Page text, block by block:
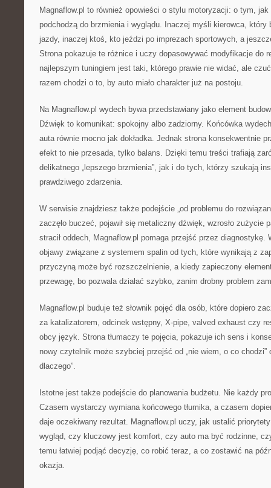
Magnaflow.pl to również opowieści o stylu motoryzacji: o tym, jak
podchodzą do brzmienia i wyglądu. Inaczej myśli kierowca, który
jazdy, inaczej ktoś, kto jeździ po imprezach sportowych, a
Strona pokazuje te różnice i uczy dopasowywać modyfikacje do
najlepszym tuningiem jest taki, którego prawie nie widać, ale
razem chodzi o to, by auto miało charakter już na postoju.
Na Magnaflow.pl wydech bywa przedstawiany jako element
Dźwięk to komunikat: spokojny albo zadziorny. Końcówka
auta równie mocno jak dokładka. Jednak strona konsekwentnie
efekt to nie przesada, tylko balans. Dzięki temu treści trafiają
delikatnego „lepszego brzmienia”, jak i do tych, którzy szukają
prawdziwego zdarzenia.
W serwisie znajdziesz także podejście „od problemu do
zaczęło buczeć, pojawił się metaliczny dźwięk, wzrosło zużycie
stracił oddech, Magnaflow.pl pomaga przejść przez diagnostykę.
objawy związane z systemem spalin od tych, które wynikają z
przyczyną może być rozszczelnienie, a kiedy zapieczony
przewagę, bo pozwala działać szybko, zanim drobny problem
Magnaflow.pl buduje też słownik pojęć dla osób, które dopiero
za katalizatorem, odcinek wstępny, X-pipe, valved exhaust czy
obcy język. Strona tłumaczy te pojęcia, pokazuje ich sens i
nowy czytelnik może szybciej przejść od „nie wiem, o co chodzi”
dlaczego”.
Istotne jest także podejście do planowania budżetu. Nie każdy
Czasem wystarczy wymiana końcowego tłumika, a czasem
daje oczekiwany rezultat. Magnaflow.pl uczy, jak ustalić
wygląd, czy kluczowy jest komfort, czy auto ma być rodzinne,
temu łatwiej podjąć decyzję, co robić teraz, a co zostawić na
okazja.